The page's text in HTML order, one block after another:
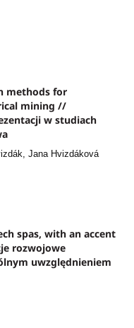
methods for
mining //
w studiach
Jana Hvizdáková
spas, with an accent
rozwojowe
uwzględnieniem